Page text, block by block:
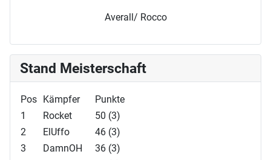
Averall/ Rocco
Stand Meisterschaft
Pos Kämpfer
Punkte
1
Rocket
50 (3)
2
ElUffo
46 (3)
3
DamnOH
36 (3)